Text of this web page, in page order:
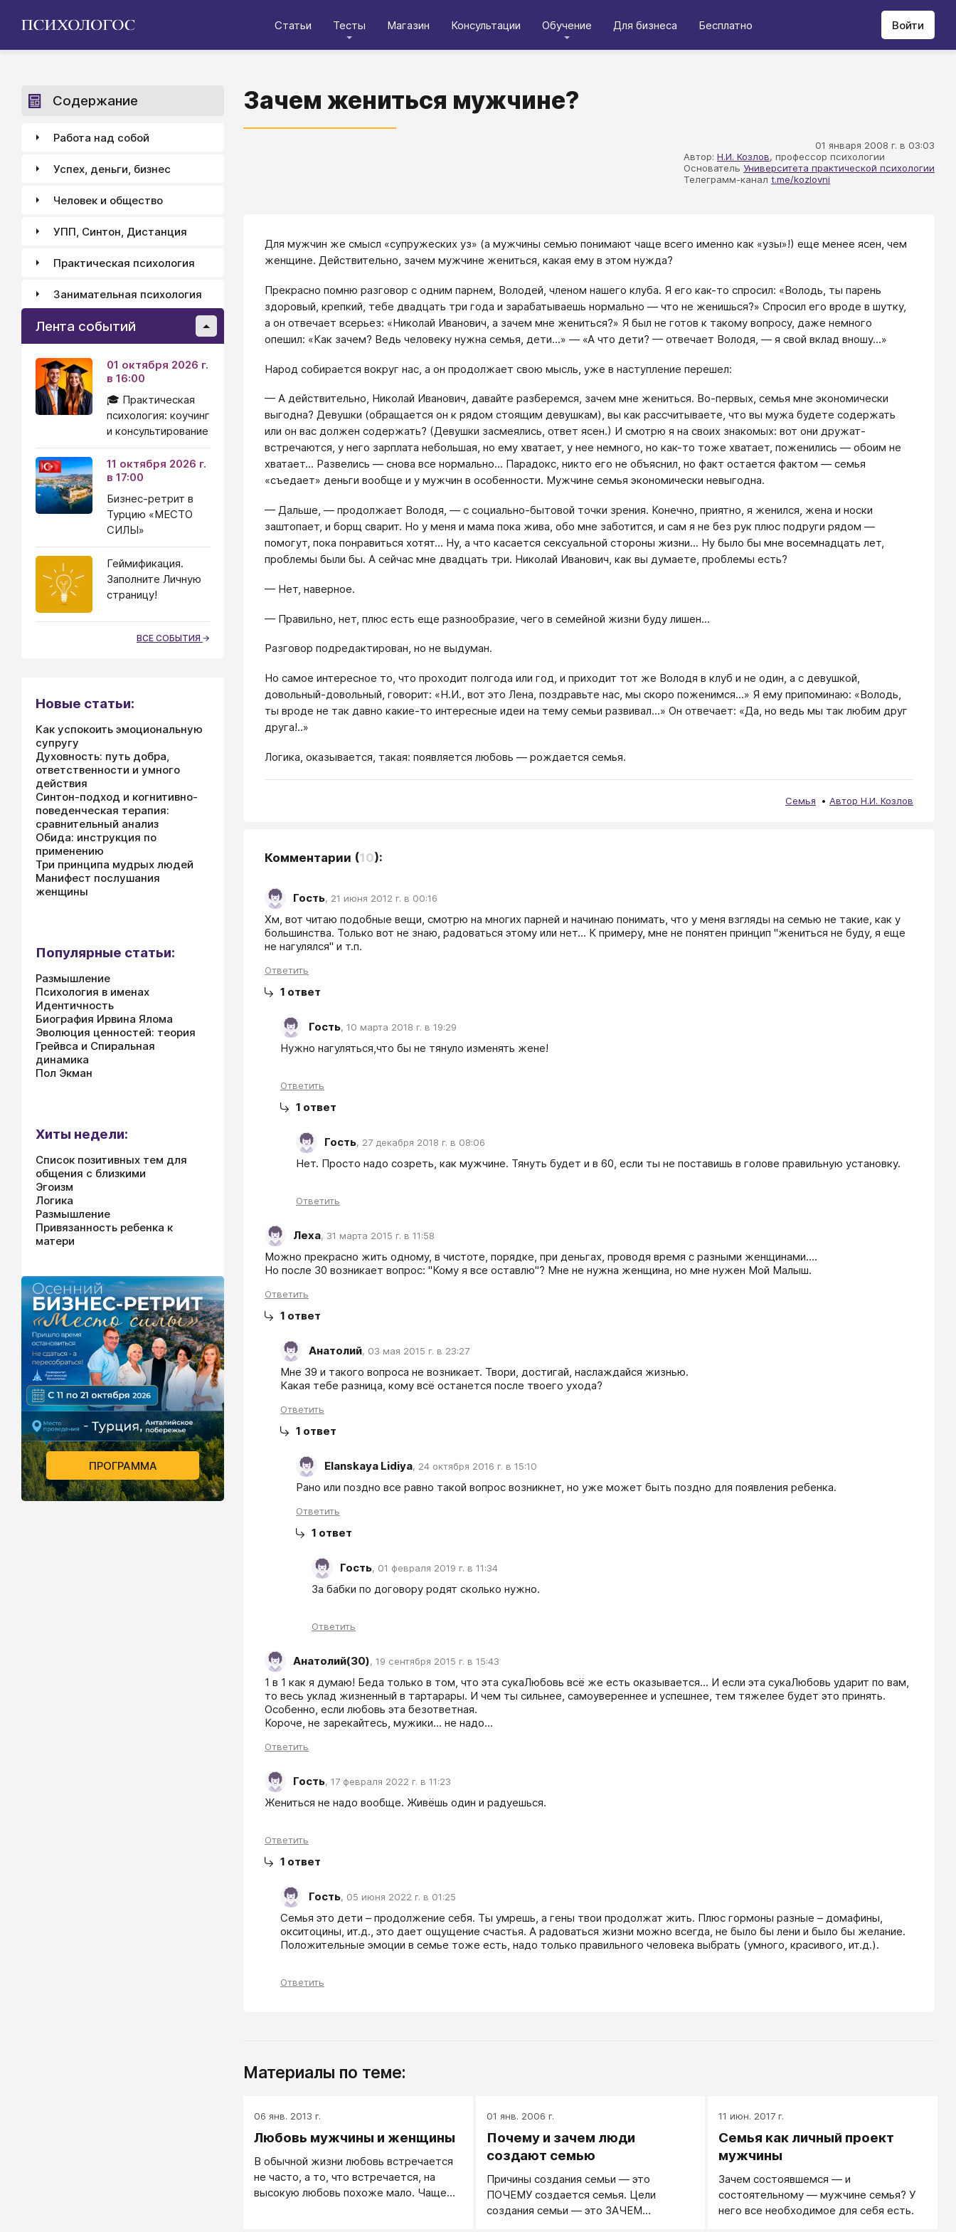
Статьи Тесты Магазин Консультации Обучение Для бизнеса Бесплатно Войти
Зачем жениться мужчине?
01 января 2008 г. в 03:03
Автор: Н.И. Козлов, профессор психологии
Основатель Университета практической психологии
Телеграмм-канал t.me/kozlovni
Для мужчин же смысл «супружеских уз» (а мужчины семью понимают чаще всего именно как «узы»!) еще менее ясен, чем
женщине. Действительно, зачем мужчине жениться, какая ему в этом нужда?
Прекрасно помню разговор с одним парнем, Володей, членом нашего клуба. Я его как-то спросил: «Володь, ты парень
здоровый, крепкий, тебе двадцать три года и зарабатываешь нормально — что не женишься?» Спросил его вроде в шутку,
а он отвечает всерьез: «Николай Иванович, а зачем мне жениться?» Я был не готов к такому вопросу, даже немного
опешил: «Как зачем? Ведь человеку нужна семья, дети...» — «А что дети? — отвечает Володя, — я свой вклад вношу...»
Народ собирается вокруг нас, а он продолжает свою мысль, уже в наступление перешел:
— А действительно, Николай Иванович, давайте разберемся, зачем мне жениться. Во-первых, семья мне экономически
выгодна? Девушки (обращается он к рядом стоящим девушкам), вы как рассчитываете, что вы мужа будете содержать
или он вас должен содержать? (Девушки засмеялись, ответ ясен.) И смотрю я на своих знакомых: вот они дружат-
встречаются, у него зарплата небольшая, но ему хватает, у нее немного, но как-то тоже хватает, поженились — обоим не
хватает... Развелись — снова все нормально... Парадокс, никто его не объяснил, но факт остается фактом — семья
«съедает» деньги вообще и у мужчин в особенности. Мужчине семья экономически невыгодна.
— Дальше, — продолжает Володя, — с социально-бытовой точки зрения. Конечно, приятно, я женился, жена и носки
заштопает, и борщ сварит. Но у меня и мама пока жива, обо мне заботится, и сам я не без рук плюс подруги рядом —
помогут, пока понравиться хотят... Ну, а что касается сексуальной стороны жизни... Ну было бы мне восемнадцать лет,
проблемы были бы. А сейчас мне двадцать три. Николай Иванович, как вы думаете, проблемы есть?
— Нет, наверное.
— Правильно, нет, плюс есть еще разнообразие, чего в семейной жизни буду лишен...
Разговор подредактирован, но не выдуман.
Но самое интересное то, что проходит полгода или год, и приходит тот же Володя в клуб и не один, а с девушкой,
довольный-довольный, говорит: «Н.И., вот это Лена, поздравьте нас, мы скоро поженимся...» Я ему припоминаю: «Володь,
ты вроде не так давно какие-то интересные идеи на тему семьи развивал...» Он отвечает: «Да, но ведь мы так любим друг
друга!..»
Логика, оказывается, такая: появляется любовь — рождается семья.
Семья Автор Н.И. Козлов
Комментарии (10):
Гость, 21 июня 2012 г. в 00:16
Хм, вот читаю подобные вещи, смотрю на многих парней и начинаю понимать, что у меня взгляды на семью не такие, как у
большинства. Только вот не знаю, радоваться этому или нет... К примеру, мне не понятен принцип "жениться не буду, я еще
не нагулялся" и т.п.
Ответить
1 ответ
Гость, 10 марта 2018 г. в 19:29
Нужно нагуляться,что бы не тянуло изменять жене!
Ответить
1 ответ
Гость, 27 декабря 2018 г. в 08:06
Нет. Просто надо созреть, как мужчине. Тянуть будет и в 60, если ты не поставишь в голове правильную установку.
Ответить
Леха, 31 марта 2015 г. в 11:58
Можно прекрасно жить одному, в чистоте, порядке, при деньгах, проводя время с разными женщинами....
Но после 30 возникает вопрос: "Кому я все оставлю"? Мне не нужна женщина, но мне нужен Мой Малыш.
Ответить
1 ответ
Анатолий, 03 мая 2015 г. в 23:27
Мне 39 и такого вопроса не возникает. Твори, достигай, наслаждайся жизнью.
Какая тебе разница, кому всё останется после твоего ухода?
Ответить
1 ответ
Elanskaya Lidiya, 24 октября 2016 г. в 15:10
Рано или поздно все равно такой вопрос возникнет, но уже может быть поздно для появления ребенка.
Ответить
1 ответ
Гость, 01 февраля 2019 г. в 11:34
За бабки по договору родят сколько нужно.
Ответить
Анатолий(30), 19 сентября 2015 г. в 15:43
1 в 1 как я думаю! Беда только в том, что эта сукаЛюбовь всё же есть оказывается... И если эта сукаЛюбовь ударит по вам,
то весь уклад жизненный в тартарары. И чем ты сильнее, самоувереннее и успешнее, тем тяжелее будет это принять.
Особенно, если любовь эта безответная.
Короче, не зарекайтесь, мужики... не надо...
Ответить
Гость, 17 февраля 2022 г. в 11:23
Жениться не надо вообще. Живёшь один и радуешься.
Ответить
1 ответ
Гость, 05 июня 2022 г. в 01:25
Семья это дети – продолжение себя. Ты умрешь, а гены твои продолжат жить. Плюс гормоны разные – домафины,
окситоцины, ит.д., это дает ощущение счастья. А радоваться жизни можно всегда, не было бы лени и было бы желание.
Положительные эмоции в семье тоже есть, надо только правильного человека выбрать (умного, красивого, ит.д.).
Ответить
Материалы по теме:
06 янв. 2013 г.
Любовь мужчины и женщины
В обычной жизни любовь встречается
не часто, а то, что встречается, на
высокую любовь похоже мало. Чаще
01 янв. 2006 г.
Почему и зачем люди
создают семью
Причины создания семьи — это
ПОЧЕМУ создается семья. Цели
создания семьи — это ЗАЧЕМ
11 июн. 2017 г.
Семья как личный проект
мужчины
Зачем состоявшемся — и
состоятельному — мужчине семья? У
него все необходимое для себя есть.
Содержание
Работа над собой
Успех, деньги, бизнес
Человек и общество
УПП, Синтон, Дистанция
Практическая психология
Занимательная психология
Лента событий
01 октября 2026 г.
в 16:00
🎓 Практическая
психология: коучинг
и консультирование
11 октября 2026 г.
в 17:00
Бизнес-ретрит в
Турцию «МЕСТО
СИЛЫ»
Геймификация.
Заполните Личную
страницу!
ВСЕ СОБЫТИЯ
Новые статьи:
Как успокоить эмоциональную
супругу
Духовность: путь добра,
ответственности и умного
действия
Синтон-подход и когнитивно-
поведенческая терапия:
сравнительный анализ
Обида: инструкция по
применению
Три принципа мудрых людей
Манифест послушания
женщины
Популярные статьи:
Размышление
Психология в именах
Идентичность
Биография Ирвина Ялома
Эволюция ценностей: теория
Грейвса и Спиральная
динамика
Пол Экман
Хиты недели:
Список позитивных тем для
общения с близкими
Эгоизм
Логика
Размышление
Привязанность ребенка к
матери
ПРОГРАММА